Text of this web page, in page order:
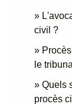
civil ?
le
Quels
procès